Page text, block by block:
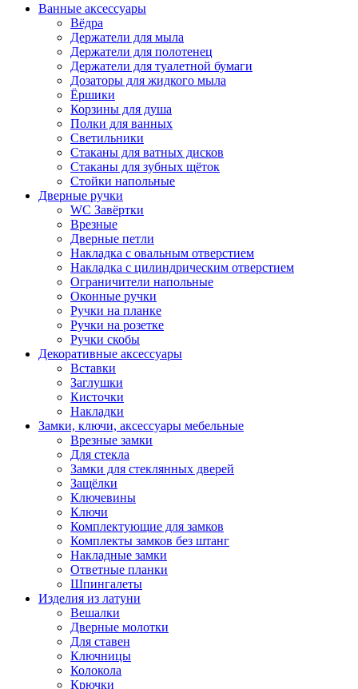
Ванные аксессуары
Вёдра
Держатели для мыла
Держатели для полотенец
Держатели для туалетной бумаги
Дозаторы для жидкого мыла
Ёршики
Корзины для душа
Полки для ванных
Светильники
Стаканы для ватных дисков
Стаканы для зубных щёток
Стойки напольные
Дверные ручки
WC Завёртки
Врезные
Дверные петли
Накладка с овальным отверстием
Накладка с цилиндрическим отверстием
Ограничители напольные
Оконные ручки
Ручки на планке
Ручки на розетке
Ручки скобы
Декоративные аксессуары
Вставки
Заглушки
Кисточки
Накладки
Замки, ключи, аксессуары мебельные
Врезные замки
Для стекла
Замки для стеклянных дверей
Защёлки
Ключевины
Ключи
Комплектующие для замков
Комплекты замков без штанг
Накладные замки
Ответные планки
Шпингалеты
Изделия из латуни
Вешалки
Дверные молотки
Для ставен
Ключницы
Колокола
Крючки